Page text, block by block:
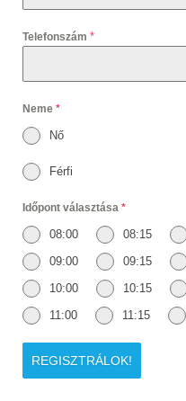
Telefonszám *
Neme *
Nő
Férfi
Időpont választása *
08:00 08:15
09:00
09:15
10:00
10:15
11:00
11:15
REGISZTRÁLOK!